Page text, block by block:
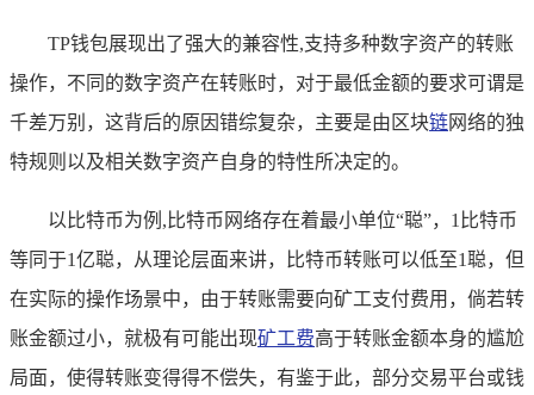
TP钱包展现出了强大的兼容性,支持多种数字资产的转账
操作，不同的数字资产在转账时，对于最低金额的要求可谓是
千差万别，这背后的原因错综复杂，主要是由区块链网络的独
特规则以及相关数字资产自身的特性所决定的。
以比特币为例,比特币网络存在着最小单位“聪”，1比特币
等同于1亿聪，从理论层面来讲，比特币转账可以低至1聪，但
在实际的操作场景中，由于转账需要向矿工支付费用，倘若转
账金额过小，就极有可能出现矿工费高于转账金额本身的尴尬
局面，使得转账变得得不偿失，有鉴于此，部分交易平台或钱